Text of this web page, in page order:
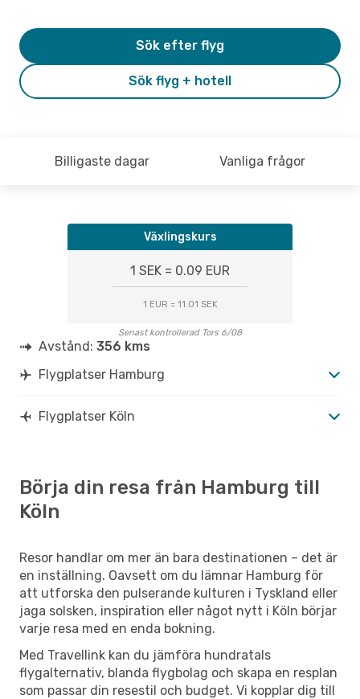
Sök flyg + hotell
Sök efter flyg
Billigaste dagar Vanliga frågor
Växlingskurs
1 SEK = 0.09 EUR
1 EUR = 11.01 SEK
Senast kontrollerad Tors 6/08
Avstånd: 356 kms
Flygplatser Hamburg
Flygplatser Köln
Börja din resa från Hamburg till
Köln
Resor handlar om mer än bara destinationen – det är
en inställning. Oavsett om du lämnar Hamburg för
att utforska den pulserande kulturen i Tyskland eller
jaga solsken, inspiration eller något nytt i Köln börjar
varje resa med en enda bokning.
Med Travellink kan du jämföra hundratals
flygalternativ, blanda flygbolag och skapa en resplan
som passar din resestil och budget. Vi kopplar dig till